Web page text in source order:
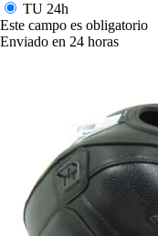
TU 24h
Este campo es obligatorio
Enviado en 24 horas